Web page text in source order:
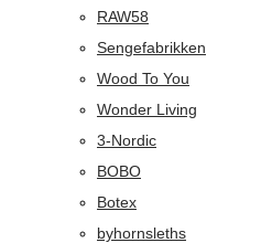
RAW58
Sengefabrikken
Wood To You
Wonder Living
3-Nordic
BOBO
Botex
byhornsleths